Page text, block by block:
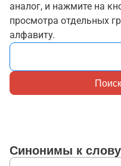
аналог, и нажмите на
просмотра отдельных
алфавиту.
Синонимы к